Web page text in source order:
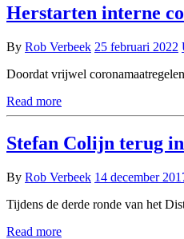
Herstarten interne
By Rob Verbeek 25 februari 2022
Doordat vrijwel
Read more
Stefan Colijn terug
By Rob Verbeek 14 december
Tijdens de derde ronde van het
Read more